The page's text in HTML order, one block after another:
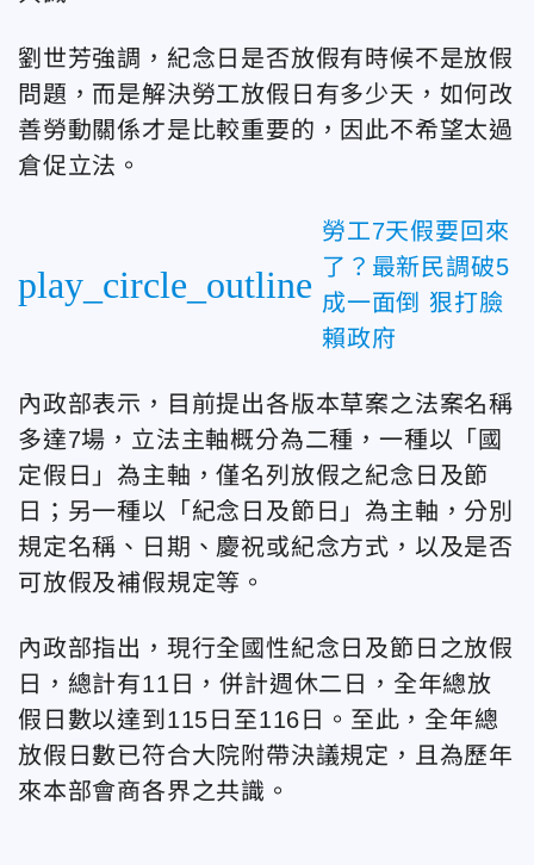
劉世芳強調，紀念日是否放假有時候不是放假
問題，而是解決勞工放假日有多少天，如何改
善勞動關係才是比較重要的，因此不希望太過
倉促立法。
play_circle_outline
勞工7天假要回來
了？最新民調破5
成一面倒 狠打臉
賴政府
內政部表示，目前提出各版本草案之法案名稱
多達7場，立法主軸概分為二種，一種以「國
定假日」為主軸，僅名列放假之紀念日及節
日；另一種以「紀念日及節日」為主軸，分別
規定名稱、日期、慶祝或紀念方式，以及是否
可放假及補假規定等。
內政部指出，現行全國性紀念日及節日之放假
日，總計有11日，併計週休二日，全年總放
假日數以達到115日至116日。至此，全年總
放假日數已符合大院附帶決議規定，且為歷年
來本部會商各界之共識。